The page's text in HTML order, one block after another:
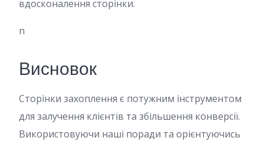
вдосконалення сторінки.
n
Висновок
Сторінки захоплення є потужним інструментом
для залучення клієнтів та збільшення конверсії.
Використовуючи наші поради та орієнтуючись